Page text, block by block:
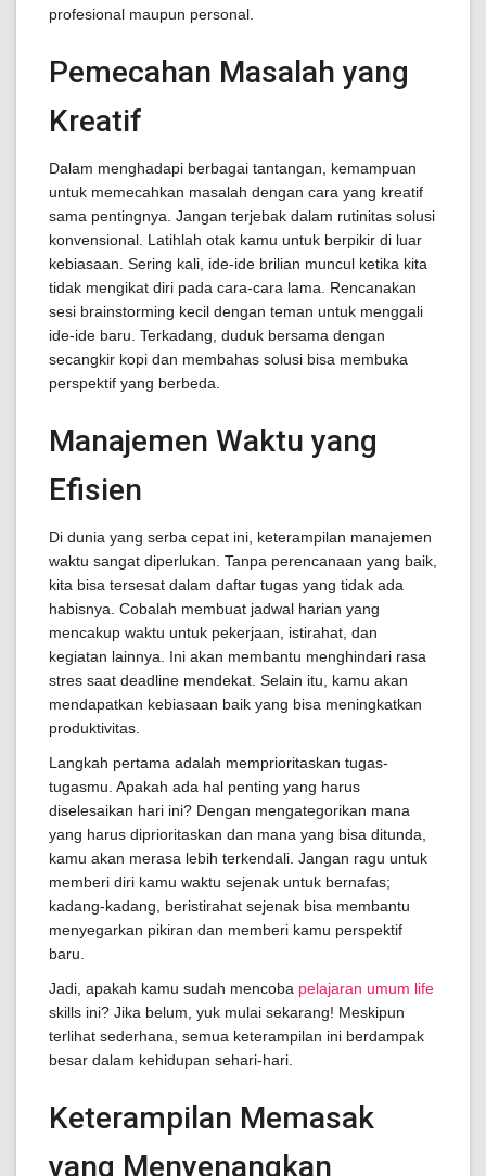
profesional maupun personal.
Pemecahan Masalah yang
Kreatif
Dalam menghadapi berbagai tantangan, kemampuan
untuk memecahkan masalah dengan cara yang kreatif
sama pentingnya. Jangan terjebak dalam rutinitas solusi
konvensional. Latihlah otak kamu untuk berpikir di luar
kebiasaan. Sering kali, ide-ide brilian muncul ketika kita
tidak mengikat diri pada cara-cara lama. Rencanakan
sesi brainstorming kecil dengan teman untuk menggali
ide-ide baru. Terkadang, duduk bersama dengan
secangkir kopi dan membahas solusi bisa membuka
perspektif yang berbeda.
Manajemen Waktu yang
Efisien
Di dunia yang serba cepat ini, keterampilan manajemen
waktu sangat diperlukan. Tanpa perencanaan yang baik,
kita bisa tersesat dalam daftar tugas yang tidak ada
habisnya. Cobalah membuat jadwal harian yang
mencakup waktu untuk pekerjaan, istirahat, dan
kegiatan lainnya. Ini akan membantu menghindari rasa
stres saat deadline mendekat. Selain itu, kamu akan
mendapatkan kebiasaan baik yang bisa meningkatkan
produktivitas.
Langkah pertama adalah memprioritaskan tugas-
tugasmu. Apakah ada hal penting yang harus
diselesaikan hari ini? Dengan mengategorikan mana
yang harus diprioritaskan dan mana yang bisa ditunda,
kamu akan merasa lebih terkendali. Jangan ragu untuk
memberi diri kamu waktu sejenak untuk bernafas;
kadang-kadang, beristirahat sejenak bisa membantu
menyegarkan pikiran dan memberi kamu perspektif
baru.
Jadi, apakah kamu sudah mencoba pelajaran umum life
skills ini? Jika belum, yuk mulai sekarang! Meskipun
terlihat sederhana, semua keterampilan ini berdampak
besar dalam kehidupan sehari-hari.
Keterampilan Memasak
yang Menyenangkan